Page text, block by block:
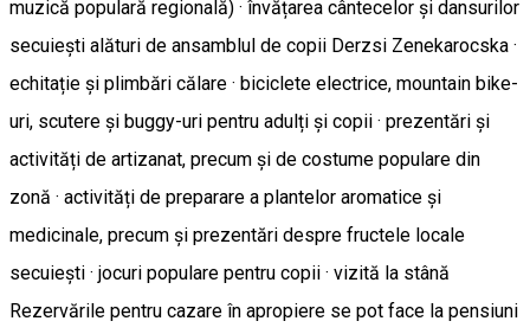
muzică populară regională) · învățarea cântecelor și dansurilor
secuiești alături de ansamblul de copii Derzsi Zenekarocska ·
echitație și plimbări călare · biciclete electrice, mountain bike-
uri, scutere și buggy-uri pentru adulți și copii · prezentări și
activități de artizanat, precum și de costume populare din
zonă · activități de preparare a plantelor aromatice și
medicinale, precum și prezentări despre fructele locale
secuiești · jocuri populare pentru copii · vizită la stână
Rezervările pentru cazare în apropiere se pot face la pensiuni